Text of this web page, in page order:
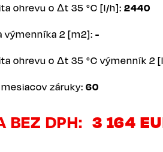
ohrevu o Δt 35 °C [l/h]: 2440
výmenníka 2 [m2]: -
ohrevu o Δt 35 °C výmenník 2
záruky: 60
BEZ DPH 3 164